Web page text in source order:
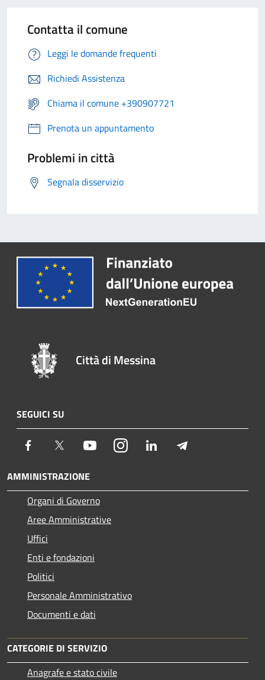
Contatta il comune
Leggi le domande frequenti
Richiedi Assistenza
Chiama il comune +390907721
Prenota un appuntamento
Problemi in città
Segnala disservizio
Città di Messina
SEGUICI SU
Facebook Twitter YoutubeInstagram LinkedIn
AMMINISTRAZIONE
Organi di Governo
Aree Amministrative
Uffici
Enti e fondazioni
Politici
Personale Amministrativo
Documenti e dati
CATEGORIE DI SERVIZIO
Anagrafe e stato civile